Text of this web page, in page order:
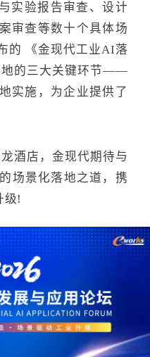
实验报告审查、设计
审查等数十个具体场
的 《金现代工业AI落
地的三大关键环节——
实施，为企业提供了
酒店，金现代期待与
场景化落地之道，携
级!